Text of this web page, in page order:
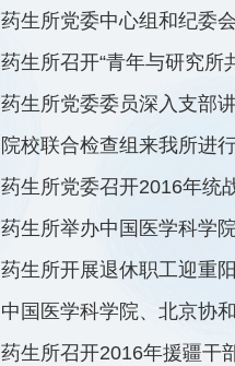
药生所党委中心组和纪委
药生所召开“青年与研究所
药生所党委委员深入支部
院校联合检查组来我所进
药生所党委召开2016年统
药生所举办中国医学科学
药生所开展退休职工迎重
中国医学科学院、北京协
药生所召开2016年援疆干